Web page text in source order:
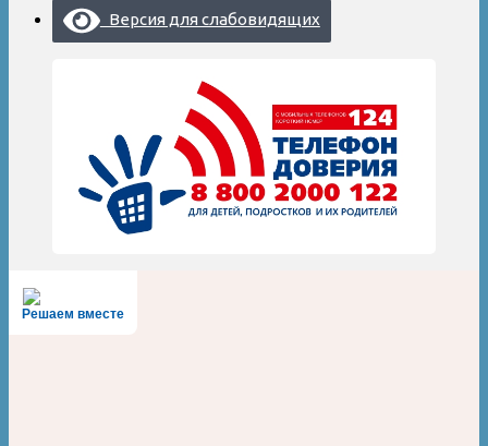
Версия для слабовидящих
Решаем вместе